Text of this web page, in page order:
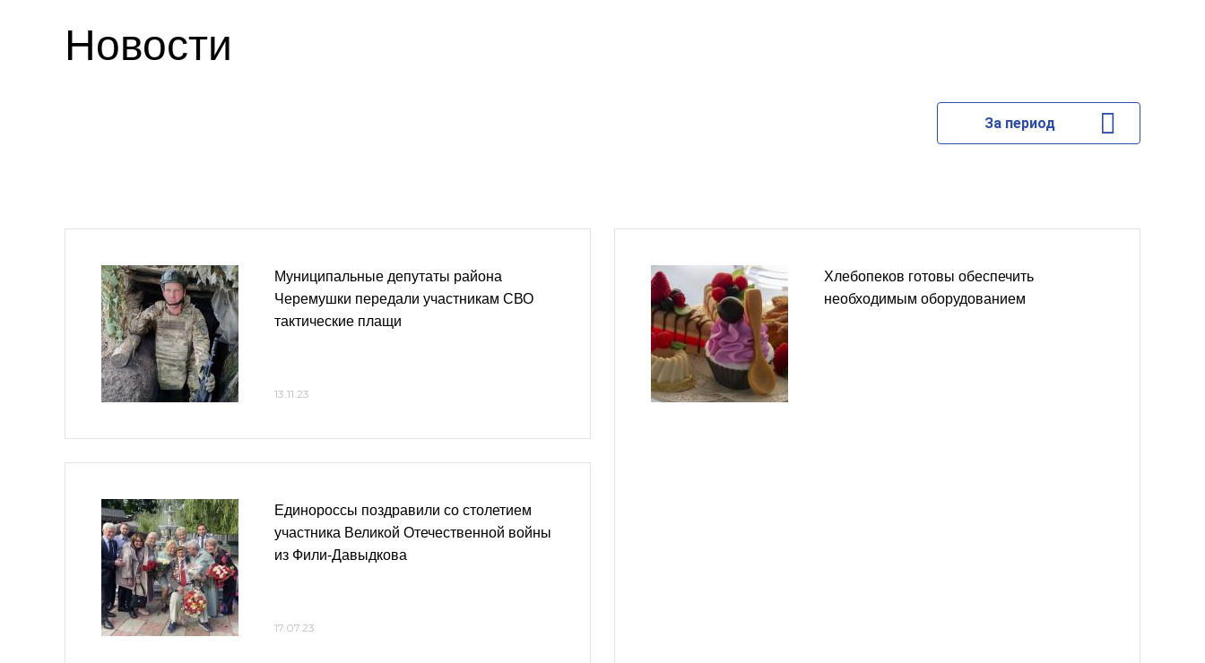
Новости
За период
Муниципальные депутаты района
Черемушки передали участникам СВО
тактические плащи
13.11.23
Единороссы поздравили со столетием
участника Великой Отечественной войны
из Фили-Давыдкова
17.07.23
Хлебопеков готовы обеспечить
необходимым оборудованием